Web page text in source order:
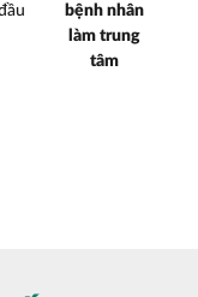
bệnh nhân
làm trung
tâm